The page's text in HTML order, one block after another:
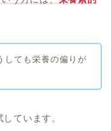
しても栄養の偏りが
ています。